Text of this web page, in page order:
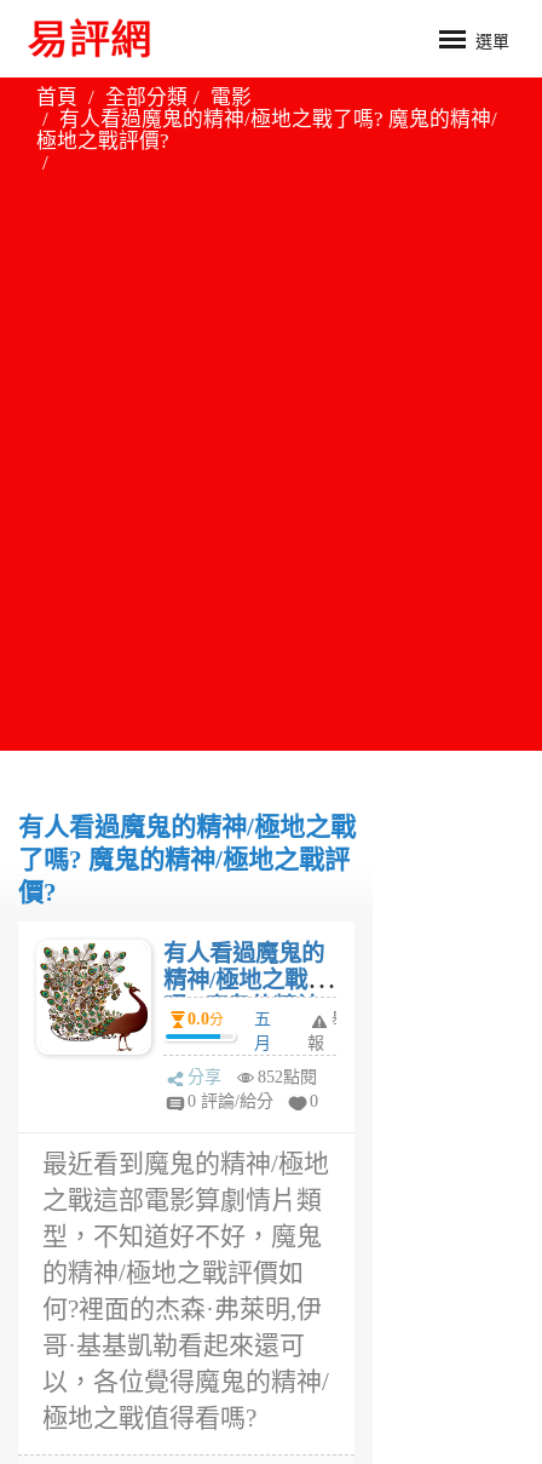
選單
首頁 全部分類
電影
有人看過魔鬼的精神/極地之戰了嗎? 魔鬼的精神/
極地之戰評價?
有人看過魔鬼的精神/極地之戰
了嗎? 魔鬼的精神/極地之戰評
價?
有人看過魔鬼的
精神/極地之戰了
嗎? 魔鬼的精神/
極地之戰評價?
0.0分
五
月
貓
6
舉
報
分享
852點閱
0 評論/給分
0
最近看到魔鬼的精神/極地
之戰這部電影算劇情片類
型，不知道好不好，魔鬼
的精神/極地之戰評價如
何?裡面的杰森·弗萊明,伊
哥·基基凱勒看起來還可
以，各位覺得魔鬼的精神/
極地之戰值得看嗎?